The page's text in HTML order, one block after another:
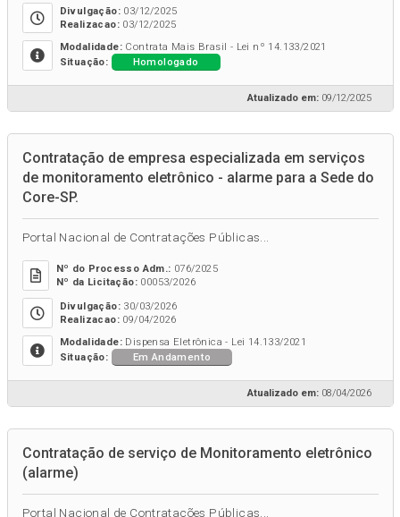
Divulgação:03/12/2025
Realizacao:03/12/2025
Modalidade:Contrata Mais Brasil - Lei nº 14.133/2021
Situação:
Homologado
Atualizado em: 09/12/2025
Contratação de empresa especializada em serviços
de monitoramento eletrônico - alarme para a Sede do
Core-SP.
Portal Nacional de Contratações Públicas...
Nº do Processo Adm.: 076/2025
Nº da Licitação:00053/2026
Divulgação:30/03/2026
Realizacao:09/04/2026
Modalidade:Dispensa Eletrônica - Lei 14.133/2021
Situação:
Em Andamento
Atualizado em: 08/04/2026
Contratação de serviço de Monitoramento eletrônico
(alarme)
Portal Nacional de Contratações Públicas...